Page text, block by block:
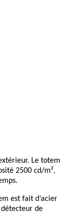
Le totem
2500 cd/m²,
est fait d’acier
détecteur de